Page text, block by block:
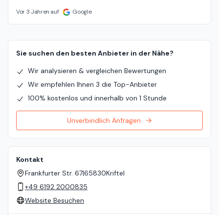
Vor 3 Jahren auf Google
Sie suchen den besten Anbieter in der Nähe?
Wir analysieren & vergleichen Bewertungen
Wir empfehlen Ihnen 3 die Top-Anbieter
100% kostenlos und innerhalb von 1 Stunde
Unverbindlich Anfragen
Kontakt
Frankfurter Str. 67|65830Kriftel
+49 6192 2000835
Website Besuchen